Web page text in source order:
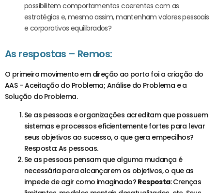
possibilitem comportamentos coerentes com as
estratégias e, mesmo assim, mantenham valores pessoais
e corporativos equilibrados?
As respostas – Remos:
O primeiro movimento em direção ao porto foi a criação do
AAS – Aceitação do Problema; Análise do Problema e a
Solução do Problema.
Se as pessoas e organizações acreditam que possuem
sistemas e processos eficientemente fortes para levar
seus objetivos ao sucesso, o que gera empecilhos?
Resposta: As pessoas.
Se as pessoas pensam que alguma mudança é
necessária para alcançarem os objetivos, o que as
impede de agir como imaginado? Resposta: Crenças